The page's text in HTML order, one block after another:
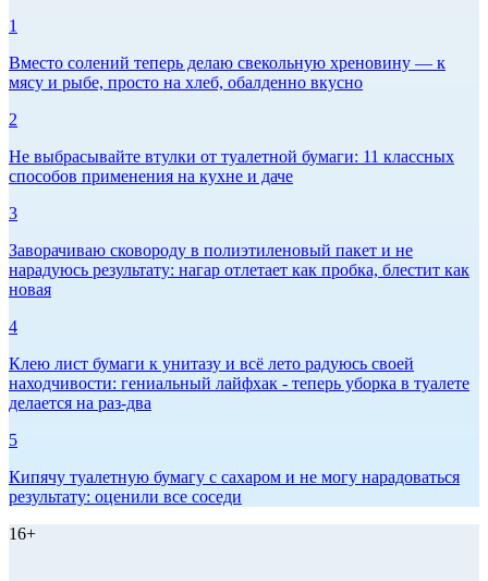
1
Вместо солений теперь делаю свекольную хреновину — к
мясу и рыбе, просто на хлеб, обалденно вкусно
2
Не выбрасывайте втулки от туалетной бумаги: 11 классных
способов применения на кухне и даче
3
Заворачиваю сковороду в полиэтиленовый пакет и не
нарадуюсь результату: нагар отлетает как пробка, блестит как
новая
4
Клею лист бумаги к унитазу и всё лето радуюсь своей
находчивости: гениальный лайфхак - теперь уборка в туалете
делается на раз-два
5
Кипячу туалетную бумагу с сахаром и не могу нарадоваться
результату: оценили все соседи
16+